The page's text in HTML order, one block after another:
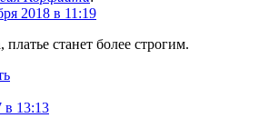
2018 в 11:19
станет более строгим.
в 13:13